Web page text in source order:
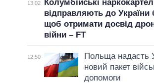
13:02
Колумбійські
відправляють до України
щоб отримати досвід
війни – FT
12:50
Польща надасть
новий пакет
допомоги